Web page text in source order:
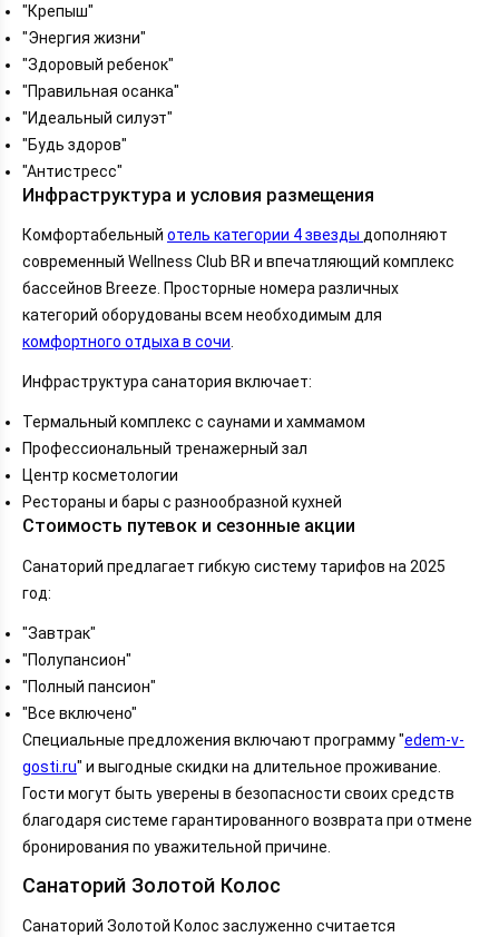
Санаторий Авангард
Санаторий Беларусь
Санаторий Салют
Санаторий Магадан
Заключение
"Крепыш"
"Энергия жизни"
"Здоровый ребенок"
"Правильная осанка"
"Идеальный силуэт"
"Будь здоров"
"Антистресс"
Инфраструктура и условия размещения
Комфортабельный отель категории 4 звезды дополняют
современный Wellness Club BR и впечатляющий комплекс
бассейнов Breeze. Просторные номера различных
категорий оборудованы всем необходимым для
комфортного отдыха в сочи.
Инфраструктура санатория включает:
Термальный комплекс с саунами и хаммамом
Профессиональный тренажерный зал
Центр косметологии
Рестораны и бары с разнообразной кухней
Стоимость путевок и сезонные акции
Санаторий предлагает гибкую систему тарифов на 2025
год:
"Завтрак"
"Полупансион"
"Полный пансион"
"Все включено"
Специальные предложения включают программу "edem-v-
gosti.ru" и выгодные скидки на длительное проживание.
Гости могут быть уверены в безопасности своих средств
благодаря системе гарантированного возврата при отмене
бронирования по уважительной причине.
Санаторий Золотой Колос
Санаторий Золотой Колос заслуженно считается